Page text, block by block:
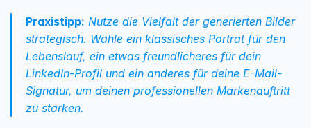
Praxistipp: Nutze die Vielfalt der generierten Bilder
strategisch. Wähle ein klassisches Porträt für den
Lebenslauf, ein etwas freundlicheres für dein
LinkedIn-Profil und ein anderes für deine E-Mail-
Signatur, um deinen professionellen Markenauftritt
zu stärken.